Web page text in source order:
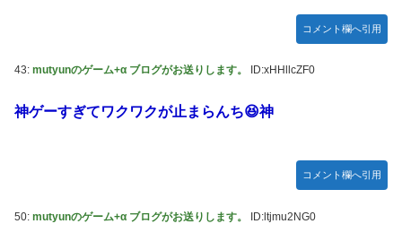
コメント欄へ引用
43: mutyunのゲーム+α ブログがお送りします。 ID:xHHllcZF0
神ゲーすぎてワクワクが止まらんち😆神
コメント欄へ引用
50: mutyunのゲーム+α ブログがお送りします。 ID:ltjmu2NG0